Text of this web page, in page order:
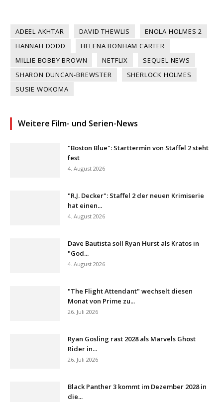
ADEEL AKHTAR DAVID THEWLIS
ENOLA HOLMES 2
HANNAH DODD
HELENA BONHAM CARTER
MILLIE BOBBY BROWN
NETFLIX
SEQUEL NEWS
SHARON DUNCAN-BREWSTER
SHERLOCK HOLMES
SUSIE WOKOMA
Weitere Film- und Serien-News
"Boston Blue": Starttermin von Staffel 2 steht
fest
4. August 2026
"R.J. Decker": Staffel 2 der neuen Krimiserie
hat einen...
4. August 2026
Dave Bautista soll Ryan Hurst als Kratos in
"God...
4. August 2026
"The Flight Attendant" wechselt diesen
Monat von Prime zu...
26. Juli 2026
Ryan Gosling rast 2028 als Marvels Ghost
Rider in...
26. Juli 2026
Black Panther 3 kommt im Dezember 2028 in
die...